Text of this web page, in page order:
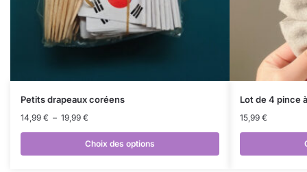
Petits drapeaux coréens
14,99 € – 19,99 €
Choix des options
Lot de 4 pince
15,99 €